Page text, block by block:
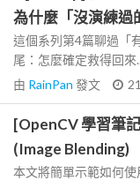
為什麼「沒演練過
這個系列第4篇聊過「
尾：怎麼確定救得回來
由 RainPan 發文
[OpenCV 學習筆
(Image Blending)
本文將簡單示範如何